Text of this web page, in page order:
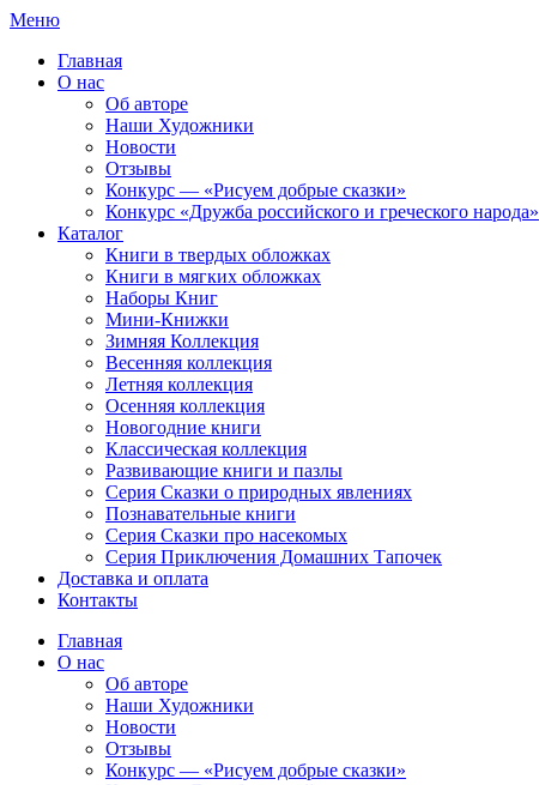
Меню
Главная
О нас
Об авторе
Наши Художники
Новости
Отзывы
Конкурс — «Рисуем добрые сказки»
Конкурс «Дружба российского и греческого народа»
Каталог
Книги в твердых обложках
Книги в мягких обложках
Наборы Книг
Мини-Книжки
Зимняя Коллекция
Весенняя коллекция
Летняя коллекция
Осенняя коллекция
Новогодние книги
Классическая коллекция
Развивающие книги и пазлы
Серия Сказки о природных явлениях
Познавательные книги
Серия Сказки про насекомых
Серия Приключения Домашних Тапочек
Доставка и оплата
Контакты
Главная
О нас
Об авторе
Наши Художники
Новости
Отзывы
Конкурс — «Рисуем добрые сказки»